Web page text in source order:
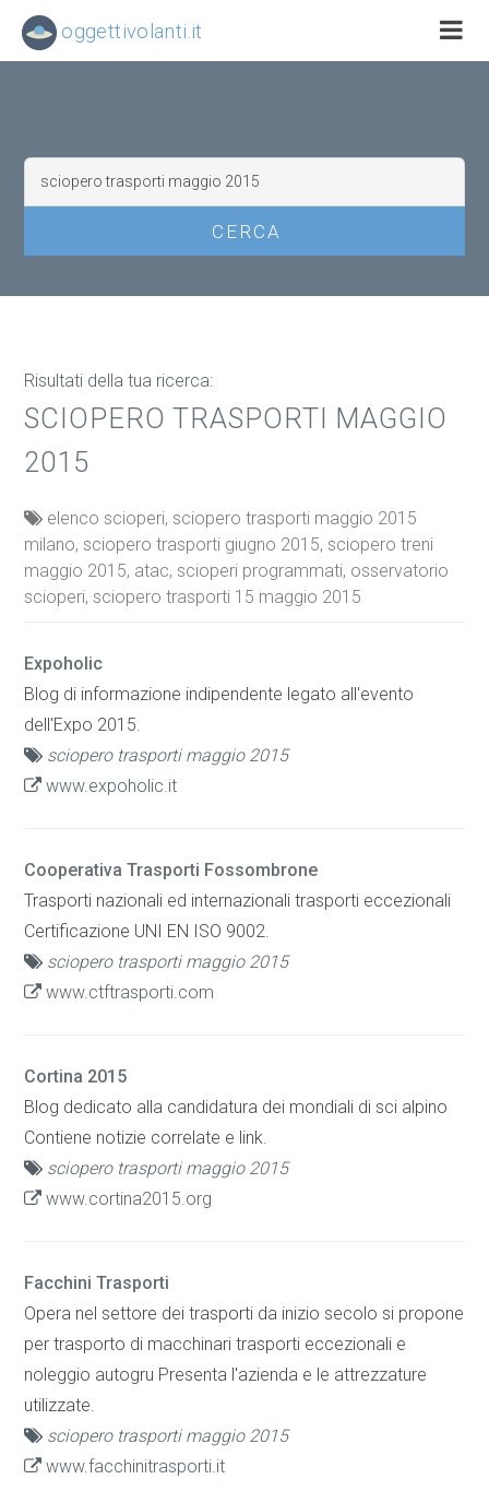
Risultati della tua ricerca:
SCIOPERO TRASPORTI MAGGIO
2015
elenco scioperi, sciopero trasporti maggio 2015
milano, sciopero trasporti giugno 2015, sciopero treni
maggio 2015, atac, scioperi programmati, osservatorio
scioperi, sciopero trasporti 15 maggio 2015
Expoholic
Blog di informazione indipendente legato all'evento
dell'Expo 2015.
sciopero trasporti maggio 2015
www.expoholic.it
Cooperativa Trasporti Fossombrone
Trasporti nazionali ed internazionali trasporti eccezionali
Certificazione UNI EN ISO 9002.
sciopero trasporti maggio 2015
www.ctftrasporti.com
Cortina 2015
Blog dedicato alla candidatura dei mondiali di sci alpino
Contiene notizie correlate e link.
sciopero trasporti maggio 2015
www.cortina2015.org
Facchini Trasporti
Opera nel settore dei trasporti da inizio secolo si propone
per trasporto di macchinari trasporti eccezionali e
noleggio autogru Presenta l'azienda e le attrezzature
utilizzate.
sciopero trasporti maggio 2015
www.facchinitrasporti.it
oggettivolanti.it